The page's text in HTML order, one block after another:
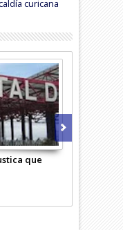
curicana
que